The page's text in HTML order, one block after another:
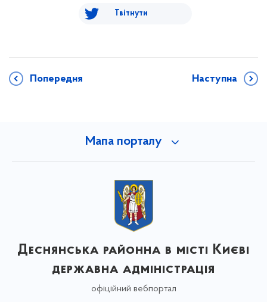
Твітнути
Попередня Наступна
Мапа порталу
Деснянська районна в місті Києві
державна адміністрація
офіційний вебпортал